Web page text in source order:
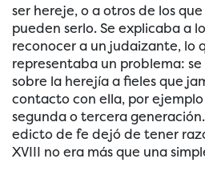
ser hereje, o a otros de los
pueden serlo. Se explicaba a
reconocer a un judaizante, lo
representaba un problema:
sobre la herejía a fieles que
contacto con ella, por ejemplo
segunda o tercera
edicto de fe dejó de tener
XVIII no era más que una